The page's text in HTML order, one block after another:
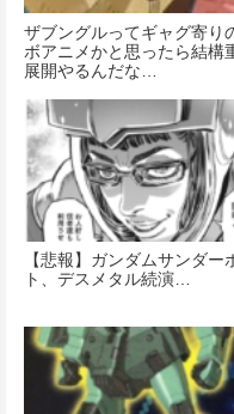
ザブングルってギャグ寄り
ボアニメかと思ったら結構
展開やるんだな…
【悲報】ガンダムサンダー
ト、デスメタル続演…